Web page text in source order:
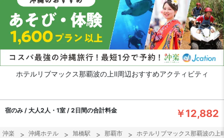
ホテルリブマックス那覇波の上Ⅱ周辺おすすめアクティビティ
宿のみ / 大人2人・1室 / 2日間の合計料金 ￥12,882
沖楽 沖縄ホテル 旭橋駅 那覇市 ホテルリブマックス那覇波の上Ⅱ